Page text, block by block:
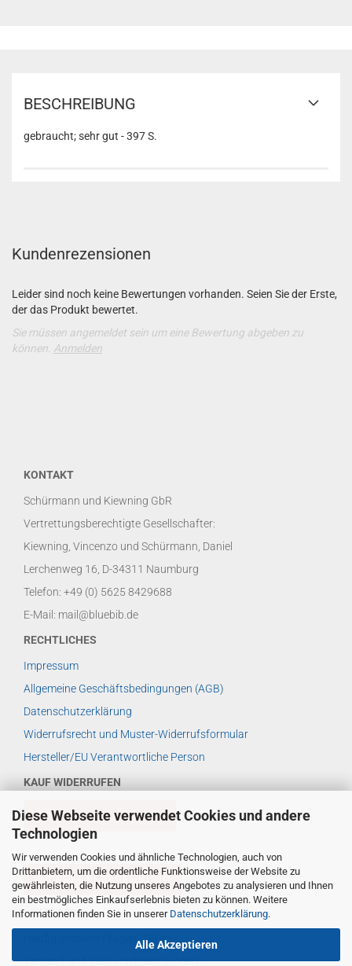
Diese Webseite verwendet Cookies und andere
Technologien
Wir verwenden Cookies und ähnliche Technologien, auch von
Drittanbietern, um die ordentliche Funktionsweise der Website zu
gewährleisten, die Nutzung unseres Angebotes zu analysieren und Ihnen
ein bestmögliches Einkaufserlebnis bieten zu können. Weitere
Informationen finden Sie in unserer Datenschutzerklärung.
Alle Akzeptieren
BESCHREIBUNG
gebraucht; sehr gut - 397 S.
Kundenrezensionen
Leider sind noch keine Bewertungen vorhanden. Seien Sie der Erste,
der das Produkt bewertet.
Sie müssen angemeldet sein um eine Bewertung abgeben zu
können. Anmelden
KONTAKT
Schürmann und Kiewning GbR
Vertrettungsberechtigte Gesellschafter:
Kiewning, Vincenzo und Schürmann, Daniel
Lerchenweg 16, D-34311 Naumburg
Telefon: +49 (0) 5625 8429688
E-Mail: mail@bluebib.de
RECHTLICHES
Impressum
Allgemeine Geschäftsbedingungen (AGB)
Datenschutzerklärung
Widerrufsrecht und Muster-Widerrufsformular
Hersteller/EU Verantwortliche Person
KAUF WIDERRUFEN
VERTRAG WIDERRUFEN
WIDERRUFSBELEHRUNG
WEITERES ...
Häufig gestellte Fragen (FAQs)
Versand-und Zahlungsbedingungen